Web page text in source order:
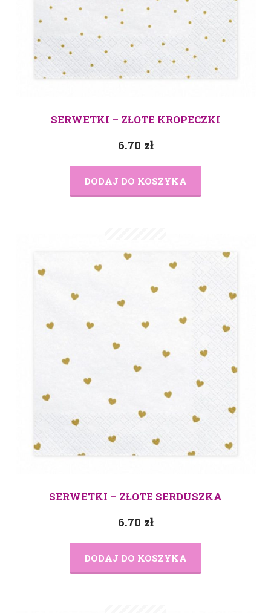
SERWETKI – ZŁOTE KROPECZKI
6.70 zł
DODAJ DO KOSZYKA
SERWETKI – ZŁOTE SERDUSZKA
6.70 zł
DODAJ DO KOSZYKA